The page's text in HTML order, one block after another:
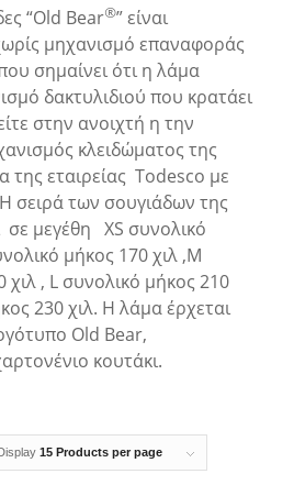
“Old Bear®” είναι
μηχανισμό επαναφοράς
σημαίνει ότι η λάμα
δακτυλιδιού που κρατάει
στην ανοιχτή η την
κλειδώματος της
της εταιρείας Todesco με
σειρά των σουγιάδων της
σε μεγέθη XS συνολικό
μήκος 170 χιλ ,M
χιλ , L συνολικό μήκος 210
230 χιλ. Η λάμα έρχεται
Old Bear,
κουτάκι.
15 Products per page